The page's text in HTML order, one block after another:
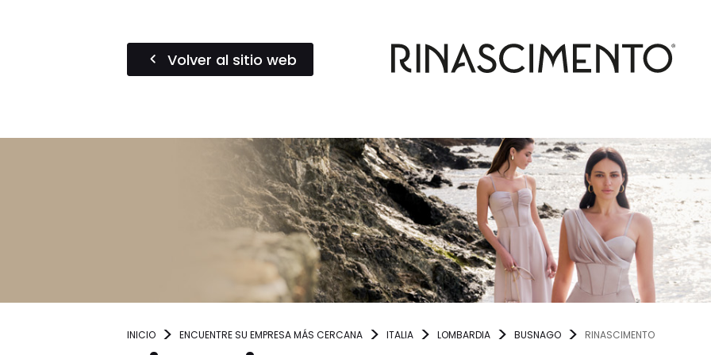
Volver al sitio web
INICIO ENCUENTRE SU EMPRESA MÁS CERCANA ITALIA LOMBARDIA BUSNAGO RINASCIMENTO